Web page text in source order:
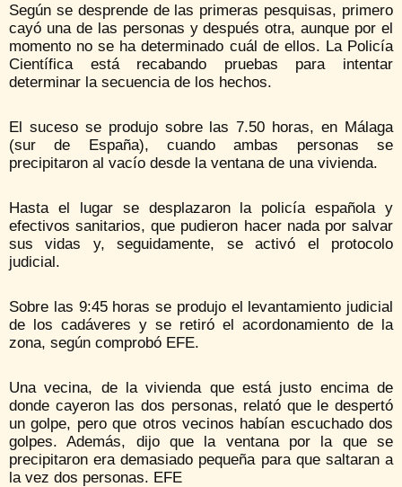
Según se desprende de las primeras pesquisas, primero
cayó una de las personas y después otra, aunque por el
momento no se ha determinado cuál de ellos. La Policía
Científica está recabando pruebas para intentar
determinar la secuencia de los hechos.
El suceso se produjo sobre las 7.50 horas, en Málaga
(sur de España), cuando ambas personas se
precipitaron al vacío desde la ventana de una vivienda.
Hasta el lugar se desplazaron la policía española y
efectivos sanitarios, que pudieron hacer nada por salvar
sus vidas y, seguidamente, se activó el protocolo
judicial.
Sobre las 9:45 horas se produjo el levantamiento judicial
de los cadáveres y se retiró el acordonamiento de la
zona, según comprobó EFE.
Una vecina, de la vivienda que está justo encima de
donde cayeron las dos personas, relató que le despertó
un golpe, pero que otros vecinos habían escuchado dos
golpes. Además, dijo que la ventana por la que se
precipitaron era demasiado pequeña para que saltaran a
la vez dos personas. EFE